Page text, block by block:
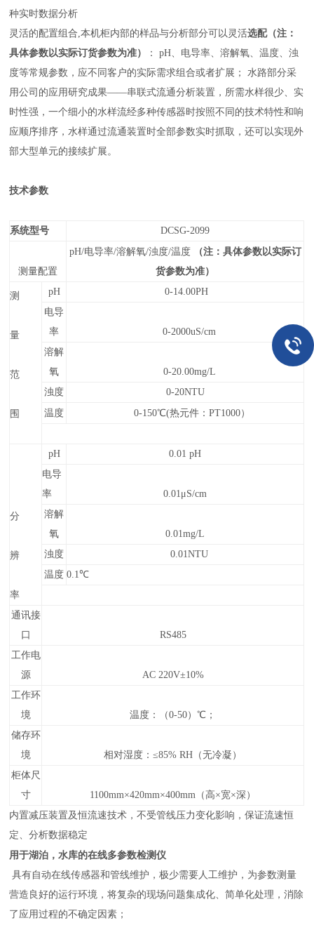
种实时数据分析
灵活的配置组合,本机柜内部的样品与分析部分可以灵活选配（注：
具体参数以实际订货参数为准）
： pH、电导率、溶解氧、温度、浊
度等常规参数，应不同客户的实际需求组合或者扩展； 水路部分采
用公司的应用研究成果——串联式流通分析装置，所需水样很少、实
时性强，一个细小的水样流经多种传感器时按照不同的技术特性和响
应顺序排序，水样通过流通装置时全部参数实时抓取，还可以实现外
部大型单元的接续扩展。
技术参数
系统型号 DCSG-2099
测量配置
pH/电导率/溶解氧/浊度/温度
（注：具体参数以实际订
货参数为准）
测
量
范
围
pH 0-14.00PH
电导
率
0-2000uS/cm
溶解
氧
0-20.00mg/L
浊度
0-20NTU
温度
0-150℃(热元件：PT1000）
分
辨
率
pH 0.01 pH
电导
率
0.01μS/cm
溶解
氧
0.01mg/L
浊度
0.01NTU
温度 0.1℃
通讯接
口
RS485
工作电
源
AC 220V±10%
工作环
境
温度：（0-50）℃；
储存环
境
相对湿度：≤85% RH（无冷凝）
柜体尺
寸
1100mm×420mm×400mm（高×宽×深）
内置减压装置及恒流速技术，不受管线压力变化影响，保证流速恒
定、分析数据稳定
用于湖泊，水库的在线多参数检测仪
具有自动在线传感器和管线维护，极少需要人工维护，为参数测量
营造良好的运行环境，将复杂的现场问题集成化、简单化处理，消除
了应用过程的不确定因素；